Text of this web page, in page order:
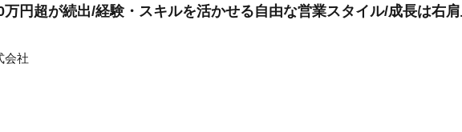
円超が続出/経験・スキルを活かせる自由な営業スタイル/成長は右
会社